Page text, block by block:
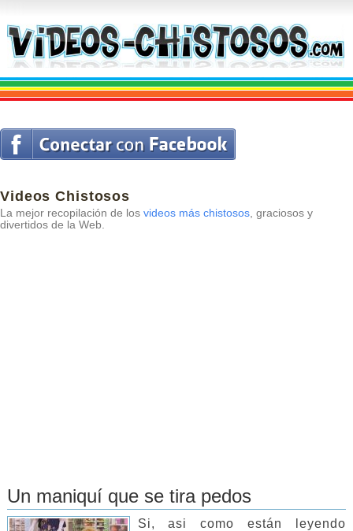
Videos Chistosos
La mejor recopilación de los videos más chistosos, graciosos y
divertidos de la Web.
Un maniquí que se tira pedos
Si, asi como están leyendo